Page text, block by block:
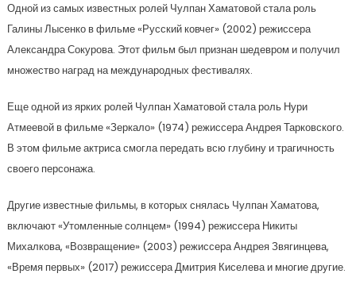
Одной из самых известных ролей Чулпан Хаматовой стала роль
Галины Лысенко в фильме «Русский ковчег» (2002) режиссера
Александра Сокурова. Этот фильм был признан шедевром и получил
множество наград на международных фестивалях.
Еще одной из ярких ролей Чулпан Хаматовой стала роль Нури
Атмеевой в фильме «Зеркало» (1974) режиссера Андрея Тарковского.
В этом фильме актриса смогла передать всю глубину и трагичность
своего персонажа.
Другие известные фильмы, в которых снялась Чулпан Хаматова,
включают «Утомленные солнцем» (1994) режиссера Никиты
Михалкова, «Возвращение» (2003) режиссера Андрея Звягинцева,
«Время первых» (2017) режиссера Дмитрия Киселева и многие другие.